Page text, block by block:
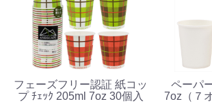
フェーズフリー認証 紙コッ
プ ﾁｪｯｸ 205ml 7oz 30個入
ペーパ
7oz（７